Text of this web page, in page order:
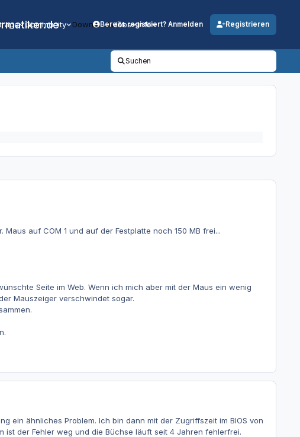
Community DownloadsJobs Info
Bereits registriert? Anmelden Registrieren
Suchen
auf COM 1 und auf der Festplatte noch 150 MB frei...
Seite im Web. Wenn ich mich aber mit der Maus ein wenig
Mauszeiger verschwindet sogar.
ein ähnliches Problem. Ich bin dann mit der Zugriffszeit im BIOS von
der Fehler weg und die Büchse läuft seit 4 Jahren fehlerfrei.